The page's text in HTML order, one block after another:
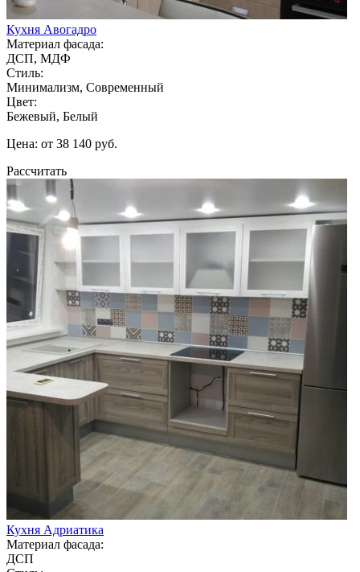
Кухня Авогадро
Материал фасада:
ДСП, МДФ
Стиль:
Минимализм, Современный
Цвет:
Бежевый, Белый
Цена: от 38 140 руб.
Рассчитать
Кухня Адриатика
Материал фасада:
ДСП